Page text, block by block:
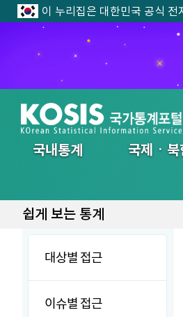
이 누리집은 대한민국 공식 전
국내통계 국제ㆍ북
쉽게 보는 통계
대상별 접근
이슈별 접근